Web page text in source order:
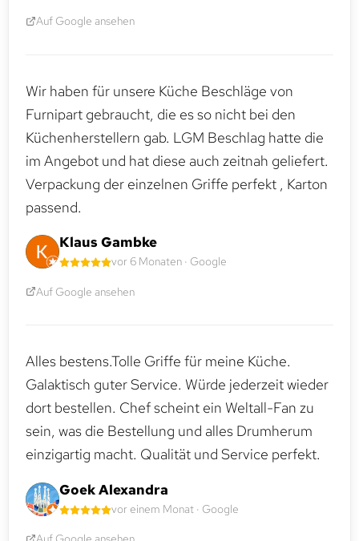
Auf Google ansehen
Wir haben für unsere Küche Beschläge von
Furnipart gebraucht, die es so nicht bei den
Küchenherstellern gab. LGM Beschlag hatte die
im Angebot und hat diese auch zeitnah geliefert.
Verpackung der einzelnen Griffe perfekt , Karton
passend.
Klaus Gambke
vor 6 Monaten · Google
Auf Google ansehen
Alles bestens.Tolle Griffe für meine Küche.
Galaktisch guter Service. Würde jederzeit wieder
dort bestellen. Chef scheint ein Weltall-Fan zu
sein, was die Bestellung und alles Drumherum
einzigartig macht. Qualität und Service perfekt.
Goek Alexandra
vor einem Monat · Google